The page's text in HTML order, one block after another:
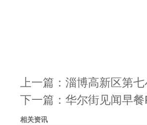
上一篇： 淄博高新区第
下一篇： 华尔街见闻早
相关资讯